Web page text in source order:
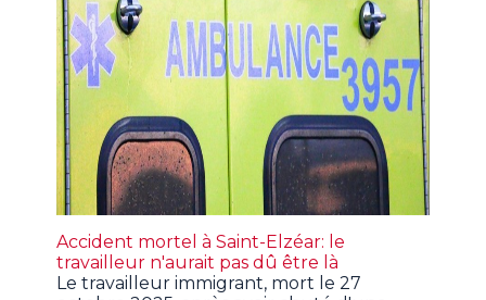
Accident mortel à Saint-Elzéar: le
travailleur n'aurait pas dû être là
Le travailleur immigrant, mort le 27